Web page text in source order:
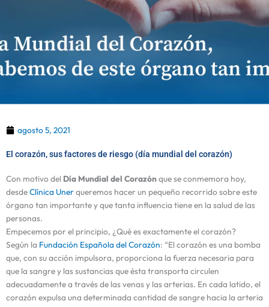
agosto 5, 2021
El corazón, sus factores de riesgo (día mundial del corazón)
Con motivo del Día Mundial del Corazónque se conmemora hoy,
desdeClínica Unerqueremos hacer un pequeño recorrido sobre este
órgano tan importante y que tanta influencia tiene en la salud de las
personas.
Empecemos por el principio, ¿Qué es exactamente el corazón?
Según la Fundación Española del Corazón: “El corazón es una bomba
que, con su acción impulsora, proporciona la fuerza necesaria para
que la sangre y las sustancias que ésta transporta circulen
adecuadamente a través de las venas y las arterias. En cada latido, el
corazón expulsa una determinada cantidad de sangre hacia la arteria